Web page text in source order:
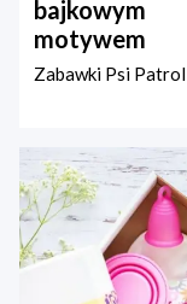
bajkowym
motywem
Zabawki Psi Patrol